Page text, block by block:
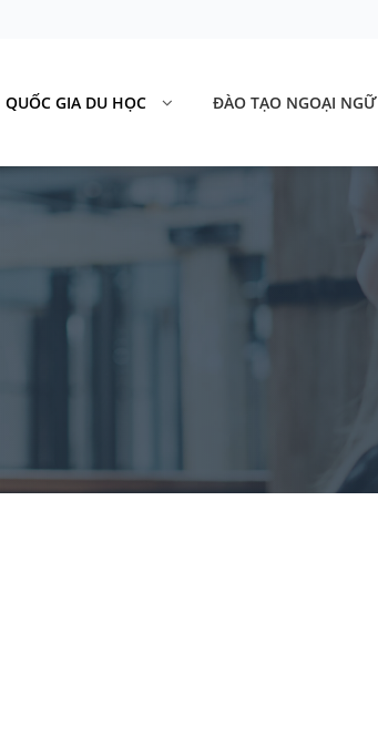
QUỐC GIA DU HỌC ĐÀO TẠO NGOẠI NGỮ